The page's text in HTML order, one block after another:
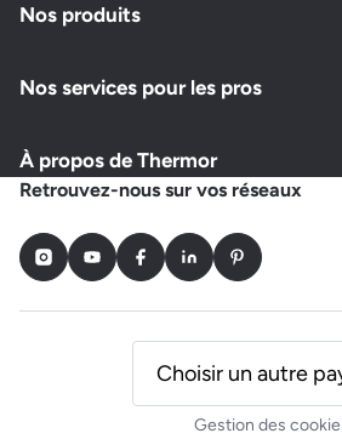
Nos produits
Nos services pour les pros
À propos de Thermor
Retrouvez-nous sur vos réseaux
InstagramYoutubeFacebookLinkedInPinterest
Gestion des
Choisir un autre